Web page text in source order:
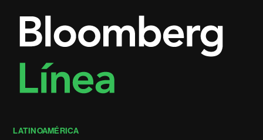
LATINOAMÉRICA